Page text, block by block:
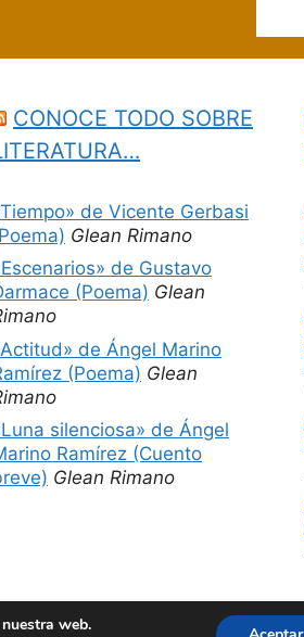
CONOCE TODO SOBRE
de Vicente Gerbasi
Glean Rimano
de Gustavo
(Poema) Glean
de Ángel Marino
(Poema) Glean
silenciosa» de Ángel
Ramírez (Cuento
Glean Rimano
web.